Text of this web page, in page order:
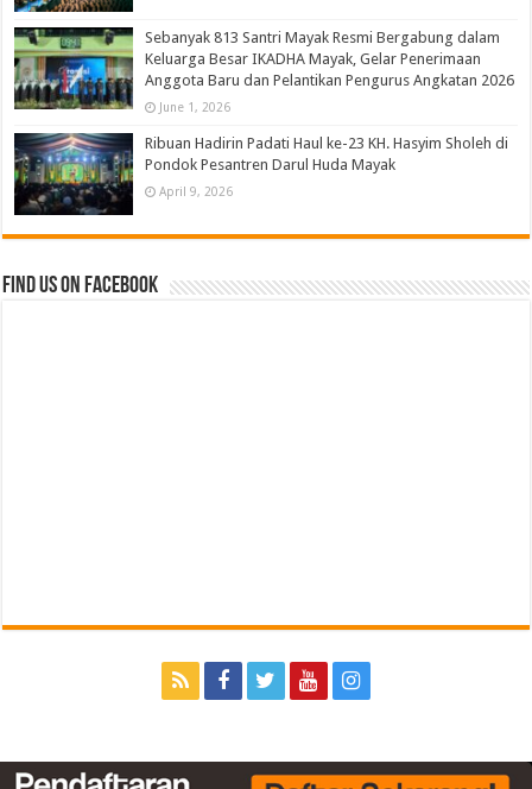
Sebanyak 813 Santri Mayak Resmi Bergabung dalam
Keluarga Besar IKADHA Mayak, Gelar Penerimaan
Anggota Baru dan Pelantikan Pengurus Angkatan 2026
June 1, 2026
Ribuan Hadirin Padati Haul ke-23 KH. Hasyim Sholeh di
Pondok Pesantren Darul Huda Mayak
April 9, 2026
Find us on Facebook